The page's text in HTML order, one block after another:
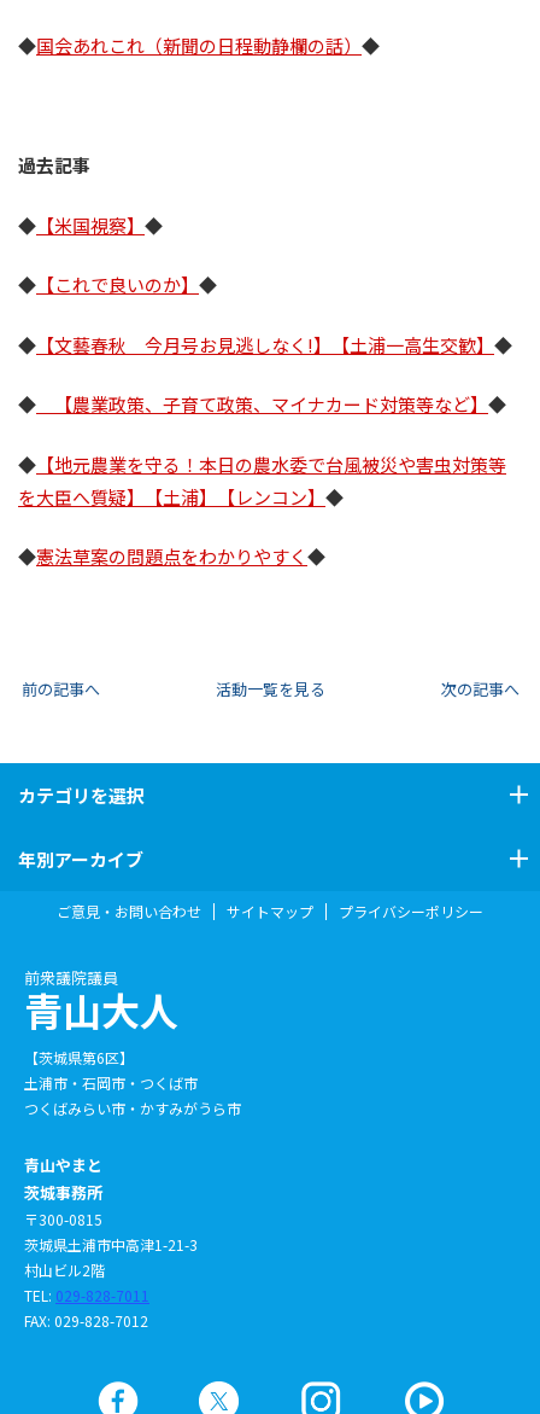
◆国会あれこれ（新聞の日程動静欄の話） ◆
過去記事
◆ 【米国視察】 ◆
◆ 【これで良いのか】 ◆
◆ 【文藝春秋 今月号お見逃しなく!】【土浦一高生交歓】 ◆
◆ 【農業政策、子育て政策、マイナカード対策等など】 ◆
◆ 【地元農業を守る！本日の農水委で台風被災や害虫対策等
を大臣へ質疑】【土浦】【レンコン】 ◆
◆憲法草案の問題点をわかりやすく◆
前の記事へ 活動一覧を見る 次の記事へ
カテゴリを選択
年別アーカイブ
前衆議院議員
青山大人
【茨城県第6区】
土浦市・石岡市・つくば市
つくばみらい市・かすみがうら市
青山やまと
茨城事務所
〒300-0815
茨城県土浦市中高津1-21-3
村山ビル2階
TEL: 029-828-7011
FAX: 029-828-7012
ご意見・お問い合わせ サイトマップ プライバシーポリシー